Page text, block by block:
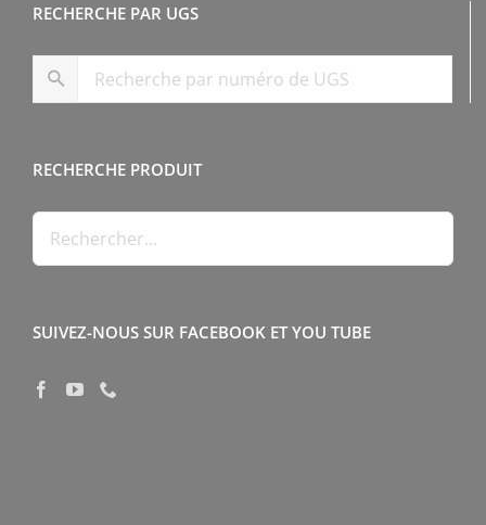
RECHERCHE PAR UGS
RECHERCHE PRODUIT
SUIVEZ-NOUS SUR FACEBOOK ET YOU TUBE